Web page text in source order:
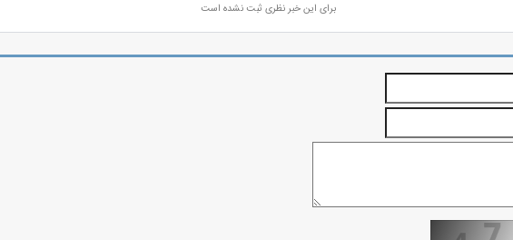
برای این خبر نظری ثبت نشده است